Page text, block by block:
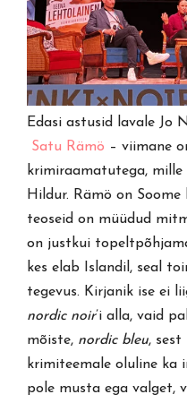
Edasi astusid lavale Jo
Satu Rämö – viimane
krimiraamatutega, mille
Hildur. Rämö on
teoseid on müüdud
on justkui
kes elab Islandil, seal
tegevus. Kirjanik ise ei
nordic noir’i alla, vaid
mõiste, nordic bleu, sest
krimiteemale oluline ka
pole musta ega valget,